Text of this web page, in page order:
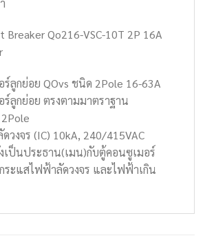
Breaker Qo216-VSC-10T 2P 16A
ร์ลูกย่อย QOvs ชนิด 2Pole 16-63A
ร์ลูกย่อย ตรงตามมาตราฐาน
วงจร (IC) 10kA, 240/415VAC
เป็นประธาน(เมน)กับตู้คอนซูเมอร์
ะแสไฟฟ้าลัดวงจร และไฟฟ้าเกิน